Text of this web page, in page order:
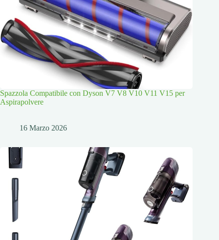
Spazzola Compatibile con Dyson V7 V8 V10 V11 V15 per
Aspirapolvere
16 Marzo 2026